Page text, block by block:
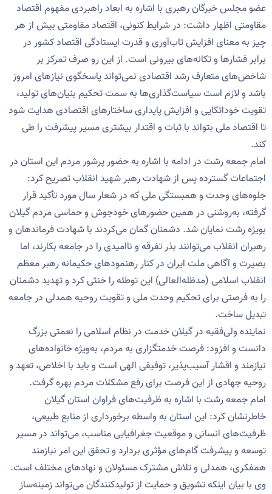
عضو مجلس خبرگان رهبری با اشاره به ابعاد راهبردی مفهوم اقتصاد
مقاومتی اظهار داشت: در شرایط کنونی، اقتصاد مقاومتی بیش از هر
چیز به معنای افزایش تاب‌آوری و قدرت ایستادگی اقتصاد کشور در
برابر فشارها و تکانه‌های بیرونی است. از این رو صرف تمرکز بر
شاخص‌های متعارف رشد اقتصادی نمی‌تواند پاسخگوی نیازهای امروز
باشد و لازم است سیاست‌گذاری‌ها به سمت تحکیم بنیان‌های تولید،
تقویت خوداتکایی و افزایش پایداری ساختارهای اقتصادی هدایت شود
تا اقتصاد ملی بتواند با ثبات و اقتدار بیشتری مسیر پیشرفت را طی
کند.
امام جمعه رشت در ادامه با اشاره به حضور پرشور مردم این استان در
اجتماعات گسترده پس از شهادت رهبر شهید انقلاب تصریح کرد:
جلوه‌های وحدت و همبستگی ملی که در شعار سال مورد تأکید قرار
گرفته، به‌روشنی در همین حضورهای خودجوش و حماسی مردم گیلان
بویژه رشت نمایان شد. دشمنان گمان می‌کردند با شهادت فرماندهان و
رهبران انقلاب می‌توانند بذر تفرقه و ناامیدی را در جامعه بکارند، اما
بصیرت و آگاهی ملت ایران در کنار رهنمودهای حکیمانه رهبر معظم
انقلاب اسلامی (مدظله‌العالی) این توطئه را خنثی کرد و تهدید دشمنان
را به فرصتی برای تحکیم وحدت ملی و تقویت روحیه همدلی در جامعه
تبدیل ساخت.
نماینده ولی‌فقیه در گیلان خدمت در نظام اسلامی را نعمتی بزرگ
دانست و افزود: فرصت خدمتگزاری به مردم، به‌ویژه خانواده‌های
نیازمند و اقشار آسیب‌پذیر، توفیقی الهی است و باید با اخلاص، تعهد و
روحیه جهادی از این فرصت برای رفع مشکلات مردم بهره گرفت.
امام جمعه رشت با اشاره به ظرفیت‌های فراوان استان گیلان
خاطرنشان کرد: این استان به واسطه برخورداری از منابع طبیعی،
ظرفیت‌های انسانی و موقعیت جغرافیایی مناسب، می‌تواند در مسیر
توسعه و پیشرفت گام‌های مؤثری بردارد و تحقق این امر نیازمند
همفکری، همدلی و تلاش مشترک مسئولان و نهادهای مختلف است.
وی با بیان اینکه تشویق و حمایت از تولیدکنندگان می‌تواند زمینه‌ساز